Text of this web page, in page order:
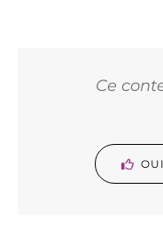
Ce
OUI